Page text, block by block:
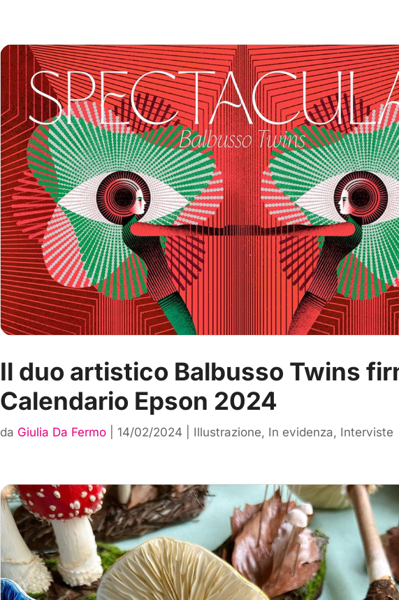
Il duo artistico Balbusso Twins
Calendario Epson 2024
da Giulia Da Fermo |14/02/2024 Illustrazione, In evidenza, Interviste